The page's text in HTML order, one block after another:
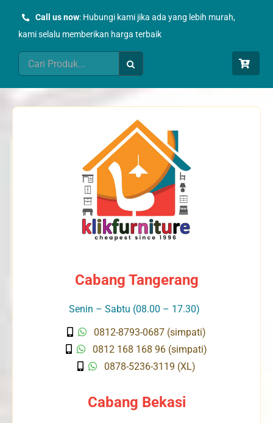
Call us now: Hubungi kami jika ada yang lebih murah,
kami selalu memberikan harga terbaik
Search
for:
Cabang Tangerang
Senin – Sabtu (08.00 – 17.30)
0812-8793-0687 (simpati)
0812 168 168 96 (simpati)
0878-5236-3119 (XL)
Cabang Bekasi